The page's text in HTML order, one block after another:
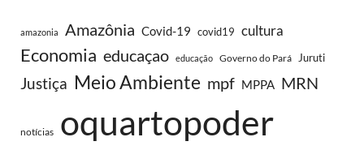
amazonia Amazônia Covid-19 covid19 cultura
Economia educaçao educação Governo do Pará Juruti
Justiça Meio Ambiente mpf MPPA MRN
notícias oquartopoder